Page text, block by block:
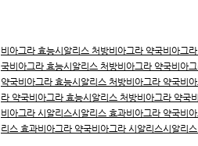
비아그라 효능시알리스 처방비아그라 약국비아그
국비아그라 효능시알리스 처방비아그라 약국비아
약국비아그라 효능시알리스 처방비아그라 약국비
라 약국비아그라 효능시알리스 처방비아그라 약국
비아그라 시알리스시알리스 효과비아그라 약국비
리스 효과비아그라 약국비아그라 시알리스시알리